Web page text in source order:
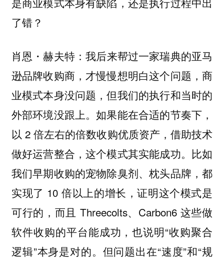
是商业模式本身有缺陷，还是执行过程中出
了错？
肖恩・赫夫特：我后来帮过一家瑞典的亚马
逊品牌收购商，才慢慢想明白这个问题，商
业模式本身没问题，但我们的执行和当时的
外部环境没跟上。如果能在合适的节奏下，
以 2 倍左右的倍数收购优质资产，借助技术
做好运营整合，这个模式其实能成功。比如
我们早期收购的宠物除臭剂、枕头品牌，都
实现了 10 倍以上的增长，证明这个模式是
可行的，而且 Threecolts、Carbon6 这些做
软件收购的平台能成功，也说明“收购聚合
逻辑”本身是对的。但问题出在“速度”和“规